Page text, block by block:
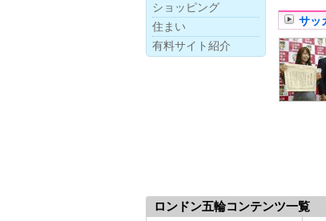
サッ
ショッピング
住まい
有料サイト紹介
ロンドン五輪コンテンツ一覧